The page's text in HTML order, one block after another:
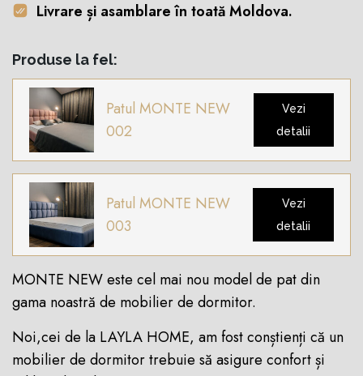
Livrare și asamblare în toată Moldova.
Produse la fel:
Patul MONTE NEW
002
Vezi
detalii
Patul MONTE NEW
003
Vezi
detalii
MONTE NEW este cel mai nou model de pat din
gama noastră de mobilier de dormitor.
Noi,cei de la LAYLA HOME, am fost conștienți că un
mobilier de dormitor trebuie să asigure confort și